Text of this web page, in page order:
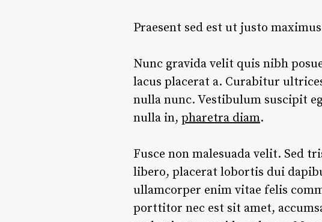
Praesent sed est ut justo
Nunc gravida velit quis nibh
lacus placerat a. Curabitur
nulla nunc. Vestibulum suscipit
nulla in, pharetra diam.
Fusce non malesuada velit. Sed
libero, placerat lobortis dui
ullamcorper enim vitae felis
porttitor nec est sit amet,